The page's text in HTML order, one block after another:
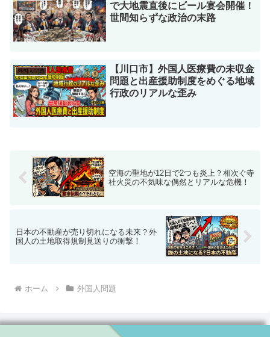
で大地震直後にビール宴会開催！
世間知らずな政治の末路
外国人問題
【川口市】外国人医療費の未収金
問題と出産援助制度をめぐる地域
行政のリアルな歪み
空海の聖地が12日で2つも炎上？相次ぐ寺
社火災の不気味な偶然とリアルな危機！
日本の不動産が売り切れになる未来？外
国人の土地取得規制見送りの衝撃！
ホーム 外国人問題